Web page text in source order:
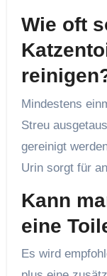
Wie oft
Mindestens
Streu
gereinigt
Urin sorgt für
Kann
eine
Es wird